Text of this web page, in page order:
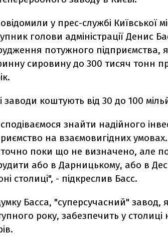
у прес-службі Київської
голови адміністрації Денис
потужного підприємства,
сировину до 300 тисяч тонн
заводи коштують від 30 до 100
знайти надійного
на взаємовигідних
поки що не визначено, але
або в Дарницькому, або в
столиці", - підкреслив Басс.
Басса, "суперсучасний" завод,
року, забезпечить у